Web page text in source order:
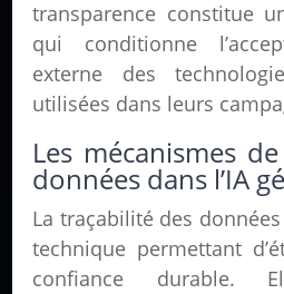
transparence constitue
qui conditionne
externe des
utilisées dans leurs
Les mécanismes
données dans l’IA
La traçabilité des
technique permettant
confiance durable.